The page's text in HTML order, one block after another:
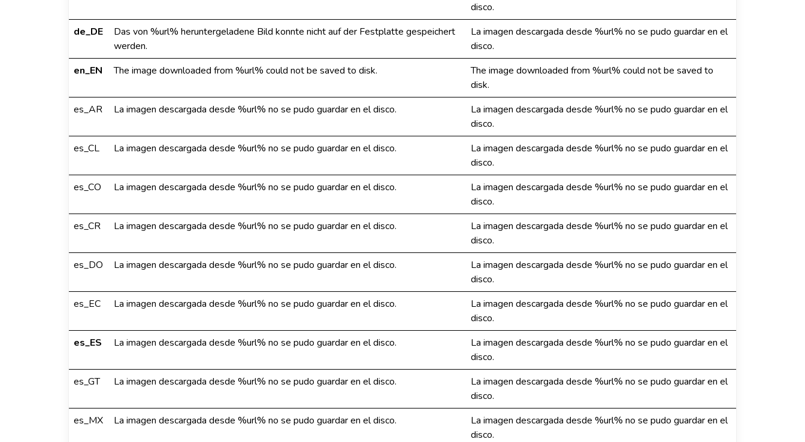
disco.
de_DE
Das von %url% heruntergeladene Bild konnte nicht auf der Festplatte gespeichert
werden.
La imagen descargada desde %url% no se pudo guardar en el
disco.
en_EN
The image downloaded from %url% could not be saved to disk.
The image downloaded from %url% could not be saved to
disk.
es_AR
La imagen descargada desde %url% no se pudo guardar en el disco.
La imagen descargada desde %url% no se pudo guardar en el
disco.
es_CL
La imagen descargada desde %url% no se pudo guardar en el disco.
La imagen descargada desde %url% no se pudo guardar en el
disco.
es_CO
La imagen descargada desde %url% no se pudo guardar en el disco.
La imagen descargada desde %url% no se pudo guardar en el
disco.
es_CR
La imagen descargada desde %url% no se pudo guardar en el disco.
La imagen descargada desde %url% no se pudo guardar en el
disco.
es_DO
La imagen descargada desde %url% no se pudo guardar en el disco.
La imagen descargada desde %url% no se pudo guardar en el
disco.
es_EC
La imagen descargada desde %url% no se pudo guardar en el disco.
La imagen descargada desde %url% no se pudo guardar en el
disco.
es_ES
La imagen descargada desde %url% no se pudo guardar en el disco.
La imagen descargada desde %url% no se pudo guardar en el
disco.
es_GT
La imagen descargada desde %url% no se pudo guardar en el disco.
La imagen descargada desde %url% no se pudo guardar en el
disco.
es_MX
La imagen descargada desde %url% no se pudo guardar en el disco.
La imagen descargada desde %url% no se pudo guardar en el
disco.